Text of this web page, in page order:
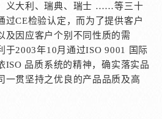
义大利、瑞典、瑞士 ……等三十
过CE检验认定，而为了提供客户
及因应客户个别不同性质的需
于2003年10月通过ISO 9001 国际
ISO 品质系统的精神，确实落实品
一贯坚持之优良的产品品质及高